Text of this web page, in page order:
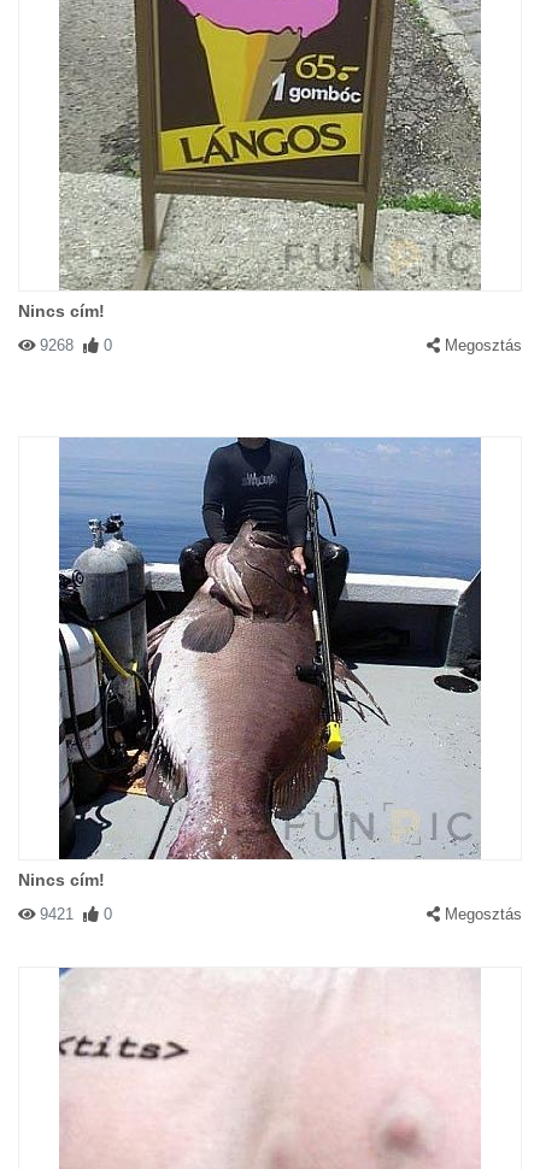
Nincs cím!
9268 0 Megosztás
Nincs cím!
9421 0 Megosztás